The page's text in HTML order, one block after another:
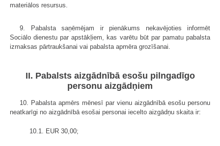
materiālos resursus.
9. Pabalsta saņēmējam ir pienākums nekavējoties informēt
Sociālo dienestu par apstākļiem, kas varētu būt par pamatu pabalsta
izmaksas pārtraukšanai vai pabalsta apmēra grozīšanai.
II. Pabalsts aizgādnībā esošu pilngadīgo
personu aizgādņiem
10. Pabalsta apmērs mēnesī par vienu aizgādnībā esošu personu
neatkarīgi no aizgādnībā esošai personai iecelto aizgādņu skaita ir:
10.1. EUR 30,00;